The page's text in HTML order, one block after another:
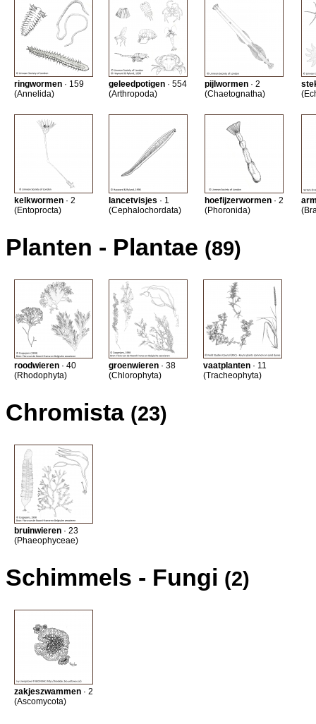
ringwormen · 159
(Annelida)
geleedpotigen · 554
(Arthropoda)
pijlwormen · 2
(Chaetognatha)
kelkwormen · 2
(Entoprocta)
lancetvisjes · 1
(Cephalochordata)
hoefijzerwormen · 2
(Phoronida)
Planten - Plantae (89)
roodwieren · 40
(Rhodophyta)
groenwieren · 38
(Chlorophyta)
vaatplanten · 11
(Tracheophyta)
Chromista (23)
bruinwieren · 23
(Phaeophyceae)
Schimmels - Fungi (2)
zakjeszwammen · 2
(Ascomycota)